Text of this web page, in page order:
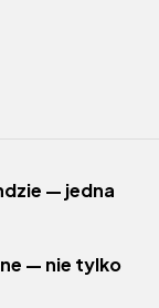
— jedna
— nie tylko